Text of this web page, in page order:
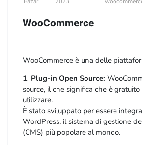
WooCommerce
WooCommerce è una delle
plug-in per WordPress.
Ecco alcune informazioni chiave su
1. Plug-in Open Source:
source, il che significa che è gratuito
utilizzare.
È stato sviluppato per essere
WordPress, il sistema di gestione
(CMS) più popolare al mondo.